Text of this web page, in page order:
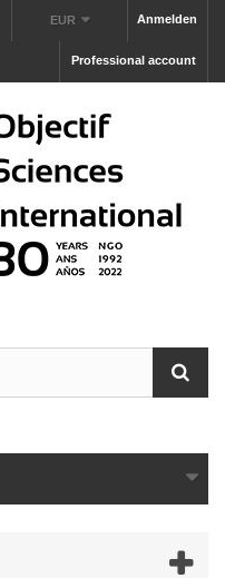
Anmelden
EUR
Professional account